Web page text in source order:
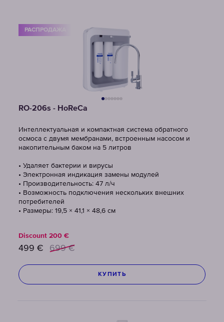
РАСПРОДАЖА
RO-206s - HoReCa
Интеллектуальная и компактная система обратного
осмоса с двумя мембранами, встроенным насосом и
накопительным баком на 5 литров
• Удаляет бактерии и вирусы
• Электронная индикация замены модулей
• Производительность: 47 л/ч
• Возможность подключения нескольких внешних
потребителей
• Размеры: 19,5 × 41,1 × 48,6 см
Discount 200 €
499 € 699 €
КУПИТЬ